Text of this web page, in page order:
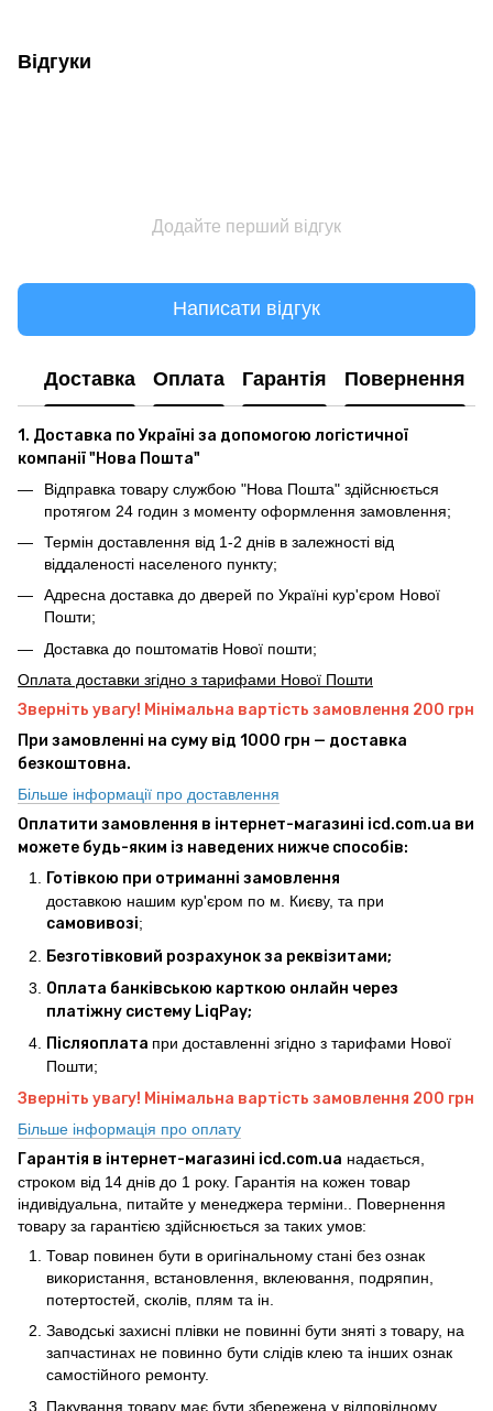
Відгуки
Додайте перший відгук
Написати відгук
Доставка Оплата Гарантія Повернення
1. Доставка по Україні за допомогою логістичної
компанії "Нова Пошта"
Відправка товару службою "Нова Пошта" здійснюється
протягом 24 годин з моменту оформлення замовлення;
Термін доставлення від 1-2 днів в залежності від
віддаленості населеного пункту;
Адресна доставка до дверей по Україні кур'єром Нової
Пошти;
Доставка до поштоматів Нової пошти;
Оплата доставки згідно з тарифами Нової Пошти
Зверніть увагу! Мінімальна вартість замовлення 200 грн
При замовленні на суму від 1000 грн — доставка
безкоштовна.
Більше інформації про доставлення
Оплатити замовлення в інтернет-магазині icd.com.ua ви
можете будь-яким із наведених нижче способів:
Готівкою при отриманні замовлення
доставкою нашим кур'єром по м. Києву, та при
самовивозі;
Безготівковий розрахунок за реквізитами;
Оплата банківською карткою онлайн через
платіжну систему LiqPay;
Післяоплата при доставленні згідно з тарифами Нової
Пошти;
Зверніть увагу! Мінімальна вартість замовлення 200 грн
Більше інформація про оплату
Гарантія в інтернет-магазині icd.com.ua надається,
строком від 14 днів до 1 року. Гарантія на кожен товар
індивідуальна, питайте у менеджера терміни.. Повернення
товару за гарантією здійснюється за таких умов:
Товар повинен бути в оригінальному стані без ознак
використання, встановлення, вклеювання, подряпин,
потертостей, сколів, плям та ін.
Заводські захисні плівки не повинні бути зняті з товару, на
запчастинах не повинно бути слідів клею та інших ознак
самостійного ремонту.
Пакування товару має бути збережена у відповідному